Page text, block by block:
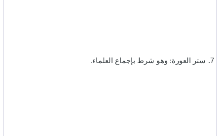
7. ستر العورة: وهو شرط بإجماع العلماء.‏